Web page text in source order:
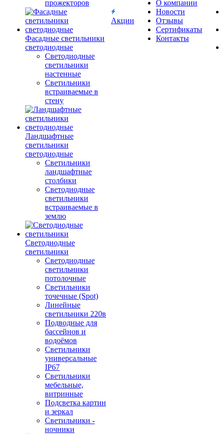
прожекторов
Фасадные светильники
светодиодные
Светодиодные
светильники
настенные
Светильники
встраиваемые в
стену
Ландшафтные
светильники
светодиодные
Светильники
ландшафтные
столбики
Светодиодные
светильники
встраиваемые в
землю
Светодиодные
светильники
Светодиодные
светильники
потолочные
Светильники
точечные (Spot)
Линейные
светильники 220в
Подводные для
бассейнов и
водоёмов
Светильники
универсальные
IP67
Светильники
мебельные,
витринные
Подсветка картин
и зеркал
Светильники -
ночники
Акции
О компании
Новости
Отзывы
Сертификаты
Контакты